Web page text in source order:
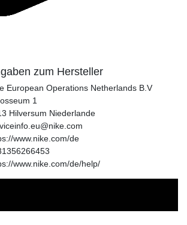
zum Hersteller
European Operations Netherlands B.V
1
Hilversum Niederlande
www.nike.com/de
www.nike.com/de/help/